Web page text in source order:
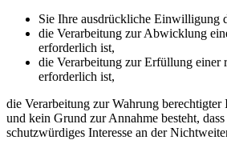
Sie Ihre ausdrückliche Einwilligung
die Verarbeitung zur Abwicklung
erforderlich ist,
die Verarbeitung zur Erfüllung einer
erforderlich ist,
die Verarbeitung zur Wahrung berechtigter
und kein Grund zur Annahme besteht,
schutzwürdiges Interesse an der